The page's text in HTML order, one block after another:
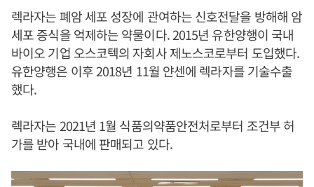
렉라자는 폐암 세포 성장에 관여하는 신호전달을 방해해 암
세포 증식을 억제하는 약물이다. 2015년 유한양행이 국내
바이오 기업 오스코텍의 자회사 제노스코로부터 도입했다.
유한양행은 이후 2018년 11월 얀센에 렉라자를 기술수출
했다.
렉라자는 2021년 1월 식품의약품안전처로부터 조건부 허
가를 받아 국내에 판매되고 있다.